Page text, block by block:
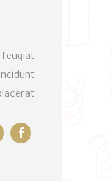
feugiat